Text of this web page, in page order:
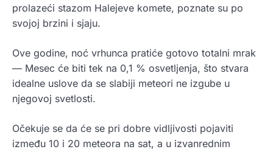
prolazeći stazom Halejeve komete, poznate su po
svojoj brzini i sjaju.
Ove godine, noć vrhunca pratiće gotovo totalni mrak
— Mesec će biti tek na 0,1 % osvetljenja, što stvara
idealne uslove da se slabiji meteori ne izgube u
njegovoj svetlosti.
Očekuje se da će se pri dobre vidljivosti pojaviti
između 10 i 20 meteora na sat, a u izvanrednim